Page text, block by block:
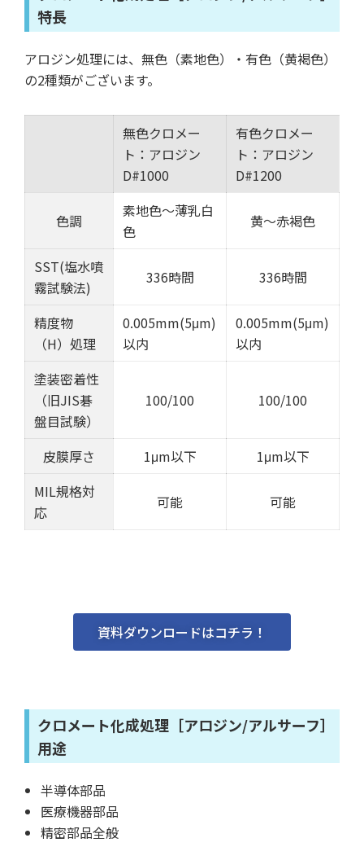
特長
アロジン処理には、無色（素地色）・有色（黄褐色）
の2種類がございます。
無色クロメー
ト：アロジン
D#1000
有色クロメー
ト：アロジン
D#1200
色調
素地色～薄乳白
色
黄～赤褐色
SST(塩水噴
霧試験法)
336時間 336時間
精度物
（H）処理
0.005mm(5μm)
以内
0.005mm(5μm)
以内
塗装密着性
（旧JIS碁
盤目試験）
100/100 100/100
皮膜厚さ 1μm以下
1μm以下
MIL規格対
応
可能 可能
資料ダウンロードはコチラ！
クロメート化成処理［アロジン/アルサーフ］
用途
半導体部品
医療機器部品
精密部品全般